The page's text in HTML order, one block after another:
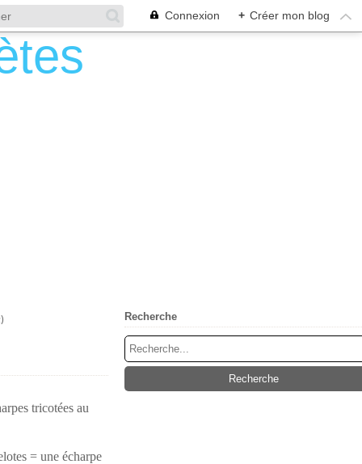
Connexion + Créer mon blog
tricotées au
= une écharpe
Recherche